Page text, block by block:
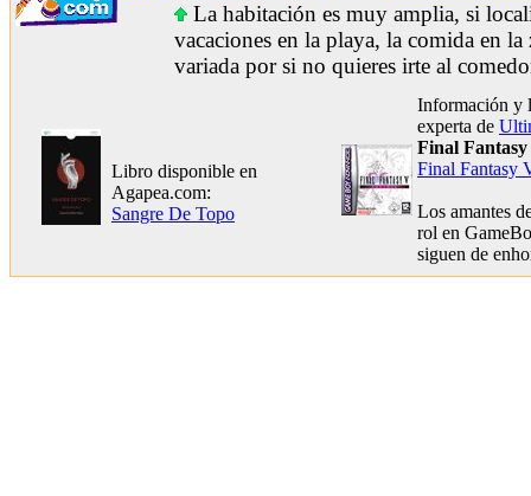
La habitación es muy amplia, si
vacaciones en la playa, la comida en la
variada por si no quieres irte al
Libro disponible en
Agapea.com:
Sangre De Topo
Información y
experta de
Final
Final Fantasy
Los amantes
rol en
siguen de